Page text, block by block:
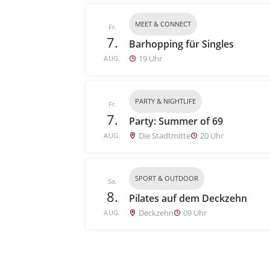
Fr.
7.
AUG.
MEET & CONNECT
Barhopping für Singles
19 Uhr
Fr.
7.
AUG.
PARTY & NIGHTLIFE
Party: Summer of 69
Die Stadtmitte 20 Uhr
Sa.
8.
AUG.
SPORT & OUTDOOR
Pilates auf dem Deckzehn
Deckzehn 09 Uhr